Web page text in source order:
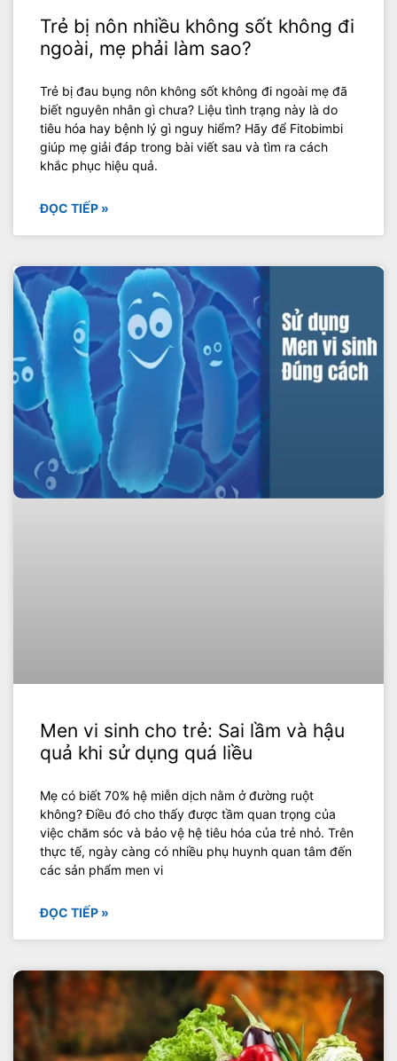
Trẻ bị nôn nhiều không sốt không đi
ngoài, mẹ phải làm sao?
Trẻ bị đau bụng nôn không sốt không đi ngoài mẹ đã
biết nguyên nhân gì chưa? Liệu tình trạng này là do
tiêu hóa hay bệnh lý gì nguy hiểm? Hãy để Fitobimbi
giúp mẹ giải đáp trong bài viết sau và tìm ra cách
khắc phục hiệu quả.
ĐỌC TIẾP »
Men vi sinh cho trẻ: Sai lầm và hậu
quả khi sử dụng quá liều
Mẹ có biết 70% hệ miễn dịch nằm ở đường ruột
không? Điều đó cho thấy được tầm quan trọng của
việc chăm sóc và bảo vệ hệ tiêu hóa của trẻ nhỏ. Trên
thực tế, ngày càng có nhiều phụ huynh quan tâm đến
các sản phẩm men vi
ĐỌC TIẾP »